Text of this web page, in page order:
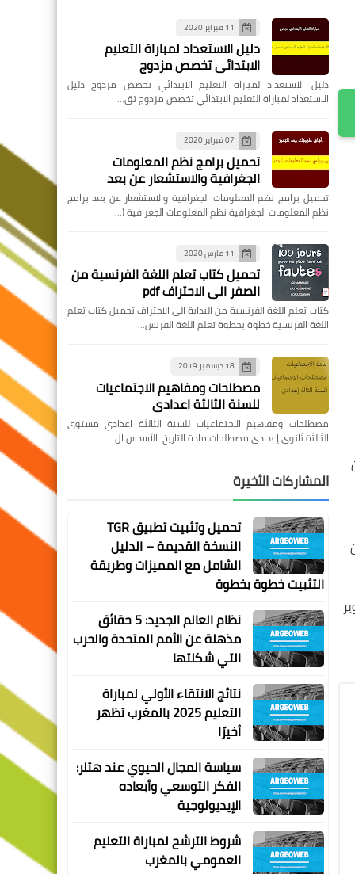
11 فبراير 2020
دليل الاستعداد لمباراة التعليم
الابتدائي تخصص مزدوج
دليل الاستعداد لمباراة التعليم الابتدائي تخصص مزدوج دليل
الاستعداد لمباراة التعليم الابتدائي تخصص مزدوج تق…
07 فبراير 2020
تحميل برامج نظم المعلومات
الجغرافية والاستشعار عن بعد
تحميل برامج نظم المعلومات الجغرافية والاستشعار عن بعد برامج
نظم المعلومات الجغرافية نظم المعلومات الجغرافية (…
11 مارس 2020
تحميل كتاب تعلم اللغة الفرنسية من
الصفر الى الاحتراف pdf
كتاب تعلم اللغة الفرنسية من البداية الى الاحتراف تحميل كتاب تعلم
اللغة الفرنسية خطوة بخطوة تعلم اللغة الفرنس…
18 ديسمبر 2019
مصطلحات ومفاهيم الاجتماعيات
للسنة الثالثة اعدادي
مصطلحات ومفاهيم الاجتماعيات للسنة الثالثة اعدادي مستوى
الثالثة ثانوي إعدادي مصطلحات مادة التاريخ الأسدس ال…
المشاركات الأخيرة
تحميل وتثبيت تطبيق TGR
النسخة القديمة – الدليل
الشامل مع المميزات وطريقة
التثبيت خطوة بخطوة
نظام العالم الجديد: 5 حقائق
مذهلة عن الأمم المتحدة والحرب
التي شكلتها
نتائج الانتقاء الأولي لمباراة
التعليم 2025 بالمغرب تظهر
أخيرًا
سياسة المجال الحيوي عند هتلر:
الفكر التوسعي وأبعاده
الإيديولوجية
شروط الترشح لمباراة التعليم
العمومي بالمغرب